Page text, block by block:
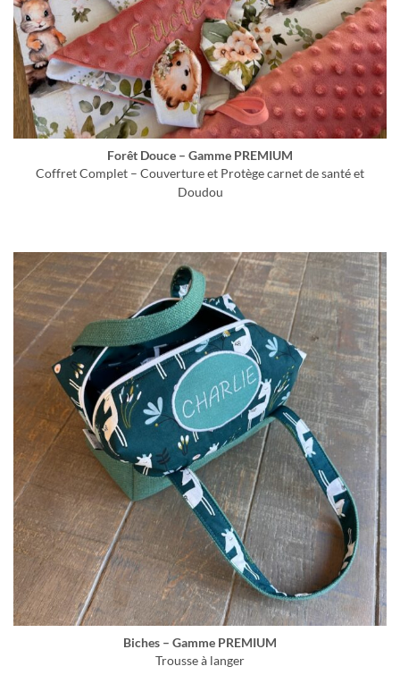
Forêt Douce – Gamme PREMIUM
Coffret Complet – Couverture et Protège carnet de santé et
Doudou
Biches – Gamme PREMIUM
Trousse à langer